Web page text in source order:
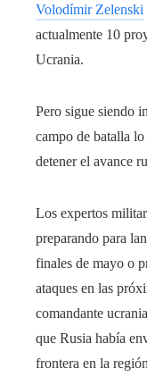
Volodímir Zelenski
actualmente 10
Ucrania.
Pero sigue siendo
campo de batalla
detener el avance
Los expertos
preparando para
finales de mayo o
ataques en las
comandante
que Rusia había
frontera en la